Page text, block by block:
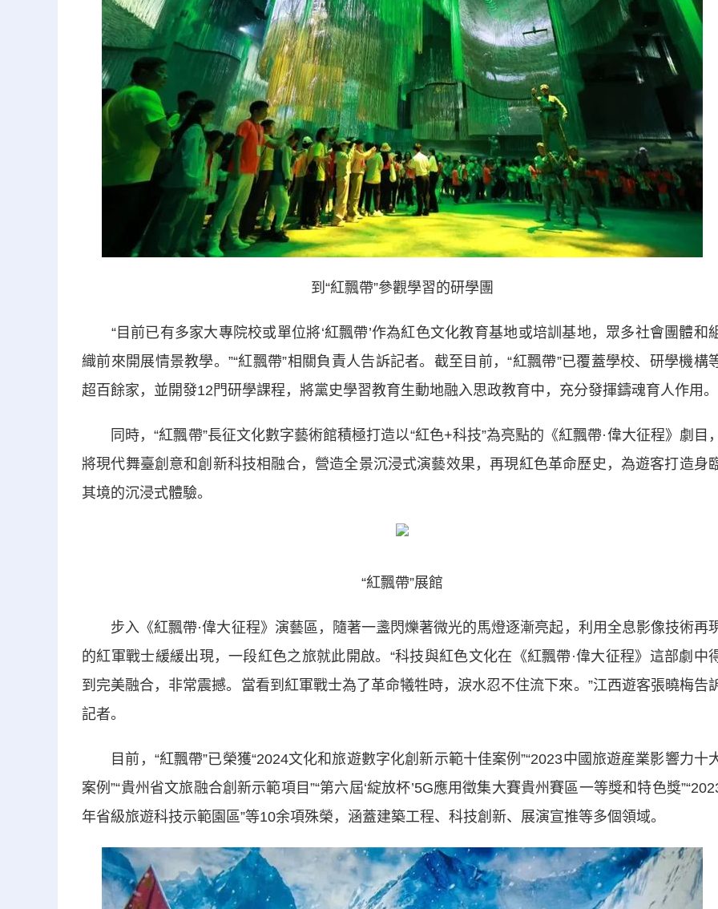
到“紅飄帶”參觀學習的研學團
“目前已有多家大專院校或單位將‘紅飄帶’作為紅色文化教育基地或培訓基地，眾多社會團體和
織前來開展情景教學。”“紅飄帶”相關負責人告訴記者。截至目前，“紅飄帶”已覆蓋學校、研學機構
超百餘家，並開發12門研學課程，將黨史學習教育生動地融入思政教育中，充分發揮鑄魂育人作用。
同時，“紅飄帶”長征文化數字藝術館積極打造以“紅色+科技”為亮點的《紅飄帶·偉大征程》劇目，
將現代舞臺創意和創新科技相融合，營造全景沉浸式演藝效果，再現紅色革命歷史，為遊客打造身
其境的沉浸式體驗。
“紅飄帶”展館
步入《紅飄帶·偉大征程》演藝區，隨著一盞閃爍著微光的馬燈逐漸亮起，利用全息影像技術再
的紅軍戰士緩緩出現，一段紅色之旅就此開啟。“科技與紅色文化在《紅飄帶·偉大征程》這部劇中
到完美融合，非常震撼。當看到紅軍戰士為了革命犧牲時，淚水忍不住流下來。”江西遊客張曉梅告
記者。
目前，“紅飄帶”已榮獲“2024文化和旅遊數字化創新示範十佳案例”“2023中國旅遊産業影響力十
案例”“貴州省文旅融合創新示範項目”“第六屆‘綻放杯’5G應用徵集大賽貴州賽區一等獎和特色獎
年省級旅遊科技示範園區”等10余項殊榮，涵蓋建築工程、科技創新、展演宣推等多個領域。